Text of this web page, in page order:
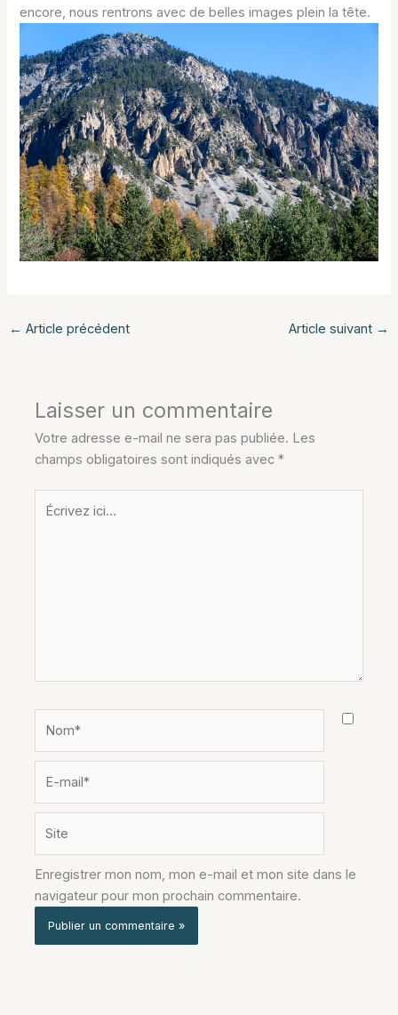
encore, nous rentrons avec de belles images plein la tête.
← Article précédent Article suivant →
Laisser un commentaire
Votre adresse e-mail ne sera pas publiée. Les
champs obligatoires sont indiqués avec*
Écrivez
ici…
Enregistrer mon nom, mon e-mail et mon site dans le
navigateur pour mon prochain commentaire.